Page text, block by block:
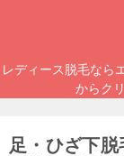
レディース脱毛なら
からク
足・ひざ下